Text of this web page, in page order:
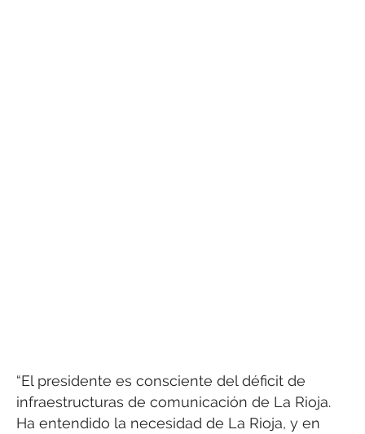
“El presidente es consciente del déficit de
infraestructuras de comunicación de La Rioja.
Ha entendido la necesidad de La Rioja, y en